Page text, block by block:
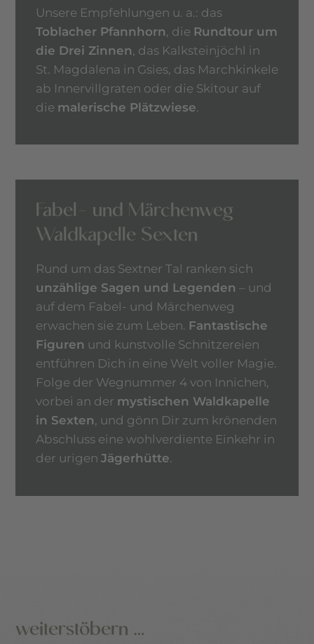
Unsere Empfehlungen u. a.: das
Toblacher Pfannhorn, die Rundtour um
die Drei Zinnen, das Kalksteinjöchl in
St. Magdalena in Gsies, das Marchkinkele
ab Innervillgraten oder die Skitour auf
die malerische Plätzwiese.
Fabel- und Märchenweg
Waldkapelle Sexten
Rund um das Sextner Tal ranken sich
unzählige Sagen und Legenden – und
auf dem Fabel- und Märchenweg
erwachen sie zum Leben. Fantastische
Figuren und kunstvolle Schnitzereien
entführen Dich in eine Welt voller Magie.
Folge der Wegnummer 4 von Innichen,
vorbei an der mystischen Waldkapelle
in Sexten, und gönn Dir zum krönenden
Abschluss eine wohlverdiente Einkehr in
der urigen Jägerhütte.
weiterstöbern …